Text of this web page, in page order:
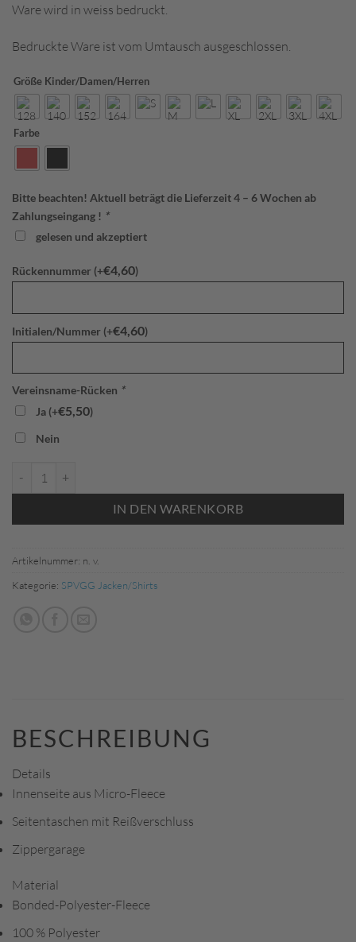
Ware wird in weiss bedruckt.
Bedruckte Ware ist vom Umtausch ausgeschlossen.
Größe Kinder/Damen/Herren
Farbe
Bitte beachten! Aktuell beträgt die Lieferzeit 4 – 6 Wochen ab
Zahlungseingang ! *
gelesen und akzeptiert
Rückennummer (+€4,60)
Initialen/Nummer (+€4,60)
Vereinsname-Rücken *
Ja (+€5,50)
Nein
IN DEN WARENKORB
Artikelnummer: n. v.
Kategorie: SPVGG Jacken/Shirts
BESCHREIBUNG
Details
Innenseite aus Micro-Fleece
Seitentaschen mit Reißverschluss
Zippergarage
Material
Bonded-Polyester-Fleece
100 % Polyester